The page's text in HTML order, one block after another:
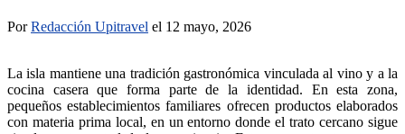
PorRedacción Upitravel el 12 mayo, 2026
La isla mantiene una tradición gastronómica vinculada al vino y a la
cocina casera que forma parte de la identidad. En esta zona,
pequeños establecimientos familiares ofrecen productos elaborados
con materia prima local, en un entorno donde el trato cercano sigue